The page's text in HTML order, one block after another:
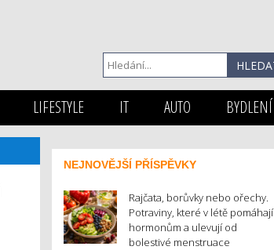
LIFESTYLE IT AUTO BYDLENÍ
NEJNOVĚJŠÍ PŘÍSPĚVKY
Rajčata, borůvky nebo ořechy.
Potraviny, které v létě pomáhají
hormonům a ulevují od
bolestivé menstruace